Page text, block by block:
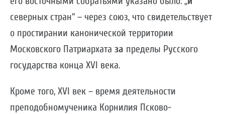
северных стран“ – через союз, что свидетельствует
о простирании канонической территории
Московского Патриархата за пределы Русского
государства конца XVI века.
Кроме того, XVI век – время деятельности
преподобномученика Корнилия Псково-